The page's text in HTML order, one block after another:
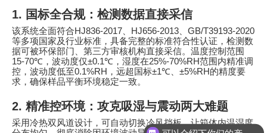
1. 国标全合规：检测数据直接采信
该系统全面符合HJ836-2017、 HJ656-2013、 GB/T39193-2020
等多项国家及行业标准，具备完整的标准符合性认证，检测数
据可被环保部门、第三方审核机构直接采信。温度控制范围
15-70℃ ，波动度仅±0.1℃ ，湿度在25%-70%RH范围内精准调
控，波动度低至0.1%RH ，远超国标±1℃、 ±5%RH的精度要
求，确保样品平衡环境稳定一致。
2. 精准控环境：攻克吸湿与震动两大难题
采用冷热双风道设计，可自动切换冷风挡板，让箱体内温湿度
可以介绍下你们的产品么